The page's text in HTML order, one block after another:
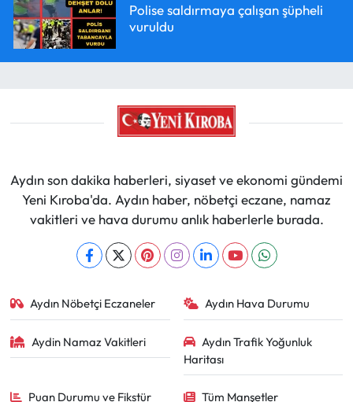
Polise saldırmaya çalışan şüpheli
vuruldu
Aydın son dakika haberleri, siyaset ve ekonomi gündemi
Yeni Kıroba'da. Aydın haber, nöbetçi eczane, namaz
vakitleri ve hava durumu anlık haberlerle burada.
Aydın Nöbetçi Eczaneler Aydın Hava Durumu
Aydin Namaz Vakitleri
Aydın Trafik Yoğunluk
Haritası
Puan Durumu ve Fikstür Tüm Manşetler